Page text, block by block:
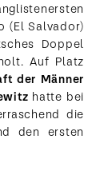
(El Salvador)
Doppel
Auf Platz
der Männer
hatte bei
die
den ersten